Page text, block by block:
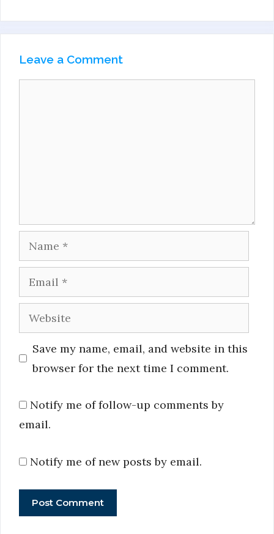
Leave a Comment
Name
Email
Website
Save my name, email, and website in this
browser for the next time I comment.
Notify me of follow-up comments by
email.
Notify me of new posts by email.